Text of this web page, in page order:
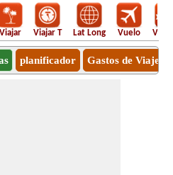
Viajar Viajar T Lat Long Vuelo
planificador Gastos de Viaje